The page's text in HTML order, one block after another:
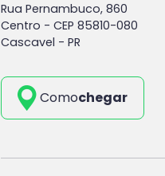
Rua Pernambuco, 860
Centro - CEP 85810-080
Cascavel - PR
Comochegar